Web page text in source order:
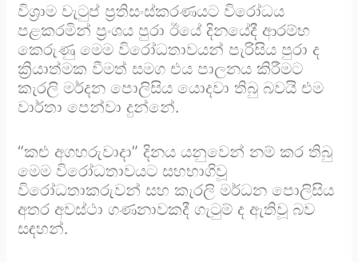
විශ්‍රාම වැටුප් ප්‍රතිසංස්කරණයට විරෝධය
පළකරමින් ප්‍රංශය පුරා ඊයේ දිනයේදී ආරම්භ
කෙරුණු මෙම විරෝධතාවයන් පැරිසිය පුරා ද
ක්‍රියාත්මක වීමත් සමග එය පාලනය කිරීමට
කැරලි මර්දන පොලිසිය යොදවා තිබු බවයි එම
වාර්තා පෙන්වා දුන්නේ.
“කළු අගහරුවාදා” දිනය යනුවෙන් නම් කර තිබු
මෙම විරෝධතාවයට සහභාගිවූ
විරෝධතාකරුවන් සහ කැරලි මර්ධන පොලිසිය
අතර අවස්ථා ගණනාවකදී ගැටුම් ද ඇතිවූ බව
සඳහන්.